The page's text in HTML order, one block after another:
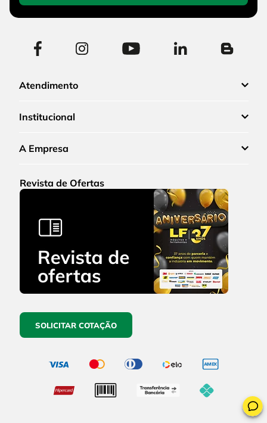
Atendimento
Institucional
A Empresa
Revista de Ofertas
SOLICITAR COTAÇÃO